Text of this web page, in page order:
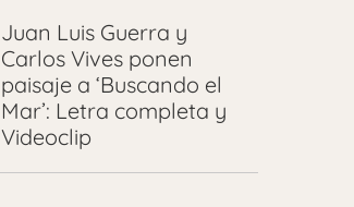
Juan Luis Guerra y
Carlos Vives ponen
paisaje a ‘Buscando el
Mar’: Letra completa y
Videoclip